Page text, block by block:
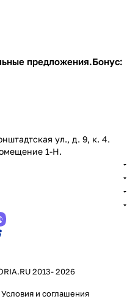
предложения.Бонус:
ул., д. 9, к. 4.
1-Н.
2013- 2026
Условия и соглашения